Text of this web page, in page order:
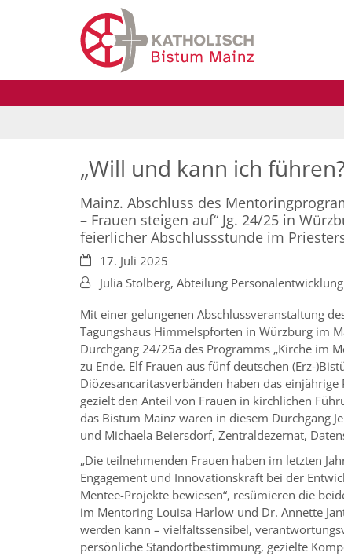
„Will und kann ich
Mainz. Abschluss des
– Frauen steigen auf“ Jg. 24/25 in
feierlicher Abschlussstunde im
Datum:17. Juli 2025
Von:Julia Stolberg, Abteilung
Mit einer gelungenen Abschlussveranstaltung
Tagungshaus Himmelspforten in Würzburg im
Durchgang 24/25a des Programms „Kirche im
zu Ende. Elf Frauen aus fünf deutschen (Erz-
Diözesancaritasverbänden haben das
gezielt den Anteil von Frauen in kirchlichen
das Bistum Mainz waren in diesem Durchgang
und Michaela Beiersdorf, Zentraldezernat,
„Die teilnehmenden Frauen haben im letzten
Engagement und Innovationskraft bei der
Mentee-Projekte bewiesen“, resümieren die
im Mentoring Louisa Harlow und Dr. Annette
werden kann – vielfaltssensibel,
persönliche Standortbestimmung, gezielte